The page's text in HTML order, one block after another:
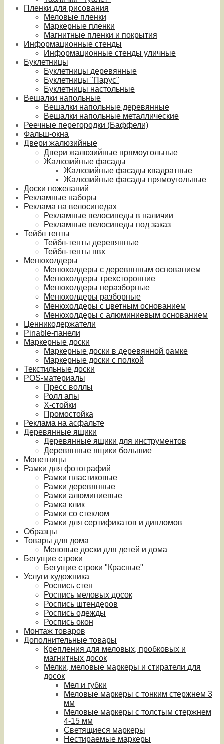
Пленки для рисования
Меловые пленки
Маркерные пленки
Магнитные пленки и покрытия
Информационные стенды
Информационные стенды уличные
Буклетницы
Буклетницы деревянные
Буклетницы "Парус"
Буклетницы настольные
Вешалки напольные
Вешалки напольные деревянные
Вешалки напольные металлические
Реечные перегородки (Баффели)
Фальш-окна
Двери жалюзийные
Двери жалюзийные прямоугольные
Жалюзийные фасады
Жалюзийные фасады квадратные
Жалюзийные фасады прямоугольные
Доски пожеланий
Рекламные наборы
Реклама на велосипедах
Рекламные велосипеды в наличии
Рекламные велосипеды под заказ
Тейбл тенты
Тейбл-тенты деревянные
Тейбл-тенты пвх
Менюхолдеры
Менюхолдеры с деревянным основанием
Менюхолдеры трехсторонние
Менюхолдеры неразборные
Менюхолдеры разборные
Менюхолдеры с цветным основанием
Менюхолдеры с алюминиевым основанием
Ценникодержатели
Pinable-панели
Маркерные доски
Маркерные доски в деревянной рамке
Маркерные доски с полкой
Текстильные доски
POS-материалы
Пресс воллы
Ролл апы
Х-стойки
Промостойка
Реклама на асфальте
Деревянные ящики
Деревянные ящики для инструментов
Деревянные ящики большие
Монетницы
Рамки для фотографий
Рамки пластиковые
Рамки деревянные
Рамки алюминиевые
Рамка клик
Рамки со стеклом
Рамки для сертификатов и дипломов
Образцы
Товары для дома
Меловые доски для детей и дома
Бегущие строки
Бегущие строки "Красные"
Услуги художника
Роспись стен
Роспись меловых досок
Роспись штендеров
Роспись одежды
Роспись окон
Монтаж товаров
Дополнительные товары
Крепления для меловых, пробковых и
магнитных досок
Мелки, меловые маркеры и стиратели для
досок
Мел и губки
Меловые маркеры с тонким стержнем 3
мм
Меловые маркеры с толстым стержнем
4-15 мм
Светящиеся маркеры
Нестираемые маркеры